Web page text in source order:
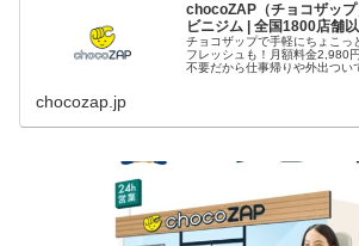
chocoZAP（チョコザッ
ビニジム | 全国1800店舗以
チョコザップで手軽にちょこっ
フレッシュも！月額料金2,980
不要だから仕事帰りや外出つい
chocozap.jp